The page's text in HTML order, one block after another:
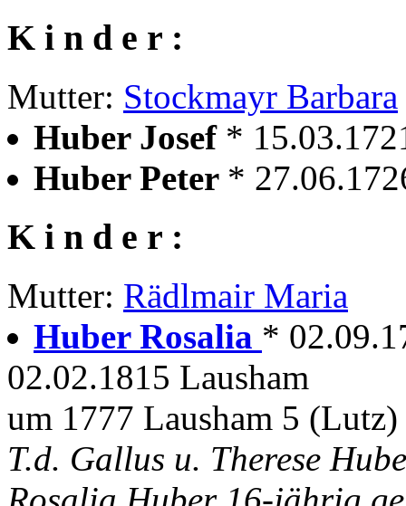
K i n d e r :
Mutter: Stockmayr Barbara
Huber Josef *
Huber Peter *
K i n d e r :
Mutter: Rädlmair Maria
Huber Rosalia *
02.02.1815 Lausham
um 1777 Lausham 5 (Lutz)
T.d. Gallus u. Therese